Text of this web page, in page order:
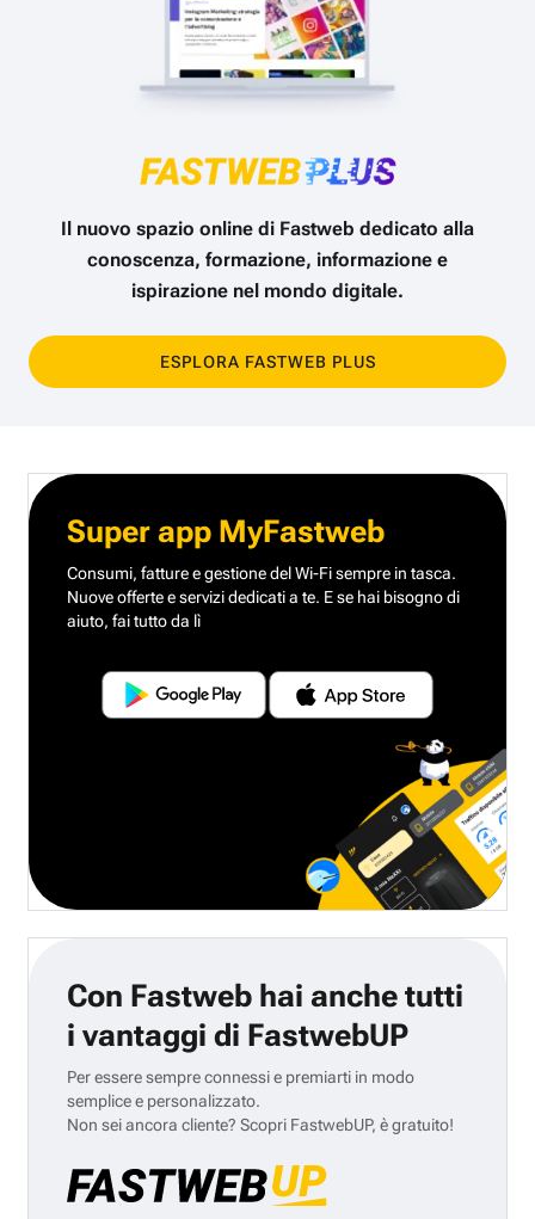
Il nuovo spazio online di Fastweb dedicato alla
conoscenza, formazione, informazione e
ispirazione nel mondo digitale.
ESPLORA FASTWEB PLUS
Super app MyFastweb
Consumi, fatture e gestione del Wi-Fi sempre in tasca.
Nuove offerte e servizi dedicati a te. E se hai bisogno di
aiuto, fai tutto da lì
Con Fastweb hai anche tutti
i vantaggi di FastwebUP
Per essere sempre connessi e premiarti in modo
semplice e personalizzato.
Non sei ancora cliente? Scopri FastwebUP, è gratuito!